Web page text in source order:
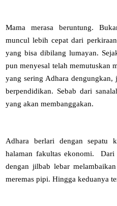
Mama merasa beruntung.
muncul lebih cepat dari
yang bisa dibilang lumayan.
pun menyesal telah memutuskan
yang sering Adhara
berpendidikan. Sebab dari
yang akan membanggakan.
Adhara berlari dengan sepatu
halaman fakultas ekonomi. Dari
dengan jilbab lebar
meremas pipi. Hingga keduanya